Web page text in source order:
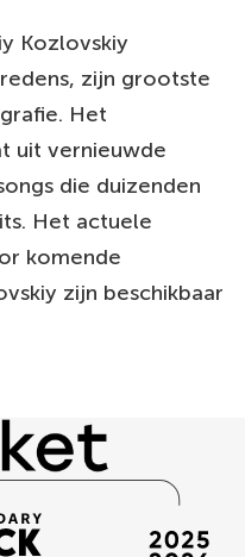
Kozlovskiy
zijn grootste
Het
uit vernieuwde
die duizenden
Het actuele
komende
zijn beschikbaar